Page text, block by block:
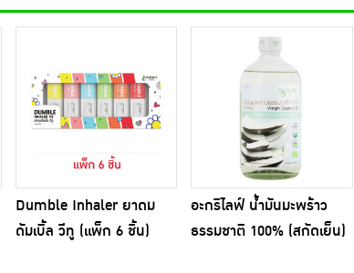
Dumble Inhaler ยาดม
ดัมเบิ้ล วีทู (แพ็ก 6 ชิ้น)
อะกริไลฟ์ น้ำมันมะพร้าว
ธรรมชาติ 100% (สกัดเย็น)